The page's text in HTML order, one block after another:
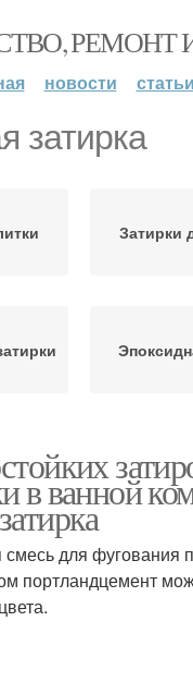
РЕМОНТ
новости статьи
затирка
Затирки
в ванной
для фугования
портландцемент